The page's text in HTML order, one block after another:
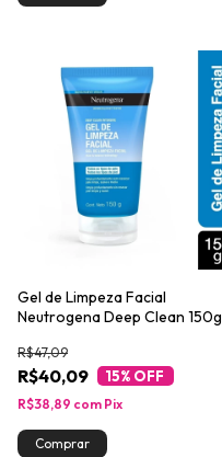
Gel de Limpeza Facial
Neutrogena Deep Clean 150g
R$40,09
R$47,09
15% OFF
R$38,89 com Pix